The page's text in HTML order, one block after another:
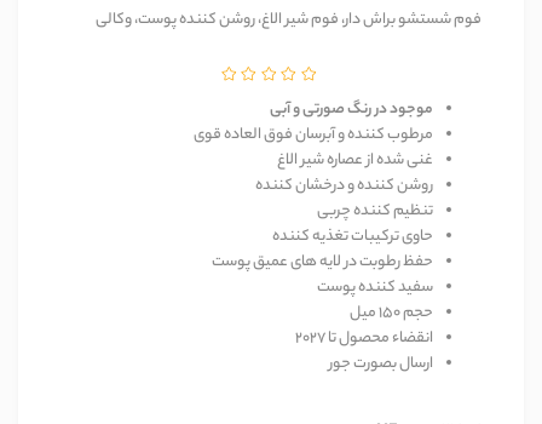
فوم شستشو براش دار، فوم شیر الاغ، روشن کننده پوست، وکالی
موجود در رنگ صورتی و آبی
مرطوب کننده و آبرسان فوق العاده قوی
غنی شده از عصاره شیر الاغ
روشن کننده و درخشان کننده
تنظیم کننده چربی
حاوی ترکیبات تغذیه کننده
حفظ رطوبت در لایه های عمیق پوست
سفید کننده پوست
حجم 150 میل
انقضاء محصول تا 2027
ارسال بصورت جور